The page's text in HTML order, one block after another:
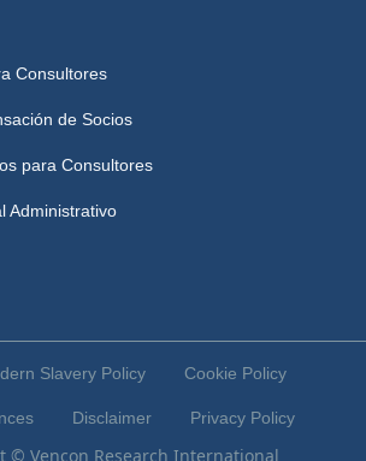
Consultores
de Socios
para Consultores
Administrativo
Slavery Policy Cookie Policy
Disclaimer Privacy Policy
© Vencon Research International